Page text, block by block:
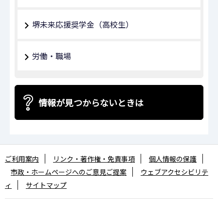
堺未来応援奨学⾦（高校生）
労働・職場
情報が見つからないときは
ご利用案内 リンク・著作権・免責事項
個人情報の保護
市政・ホームページへのご意見ご提案
ウェブアクセシビリテ
ィ
サイトマップ